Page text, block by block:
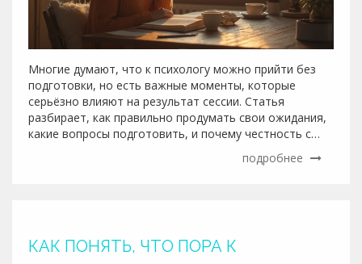
Многие думают, что к психологу можно прийти без
подготовки, но есть важные моменты, которые
серьёзно влияют на результат сессии. Статья
разбирает, как правильно продумать свои ожидания,
какие вопросы подготовить, и почему честность с
собой помогает быстрее разобраться в проблемах.
Обсудим шаги, которые сделают первую встречу
подробнее
КАК ПОНЯТЬ, ЧТО ПОРА К